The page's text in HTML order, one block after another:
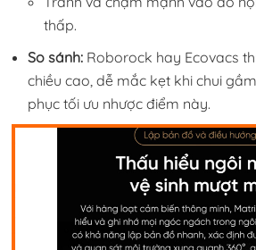
thấp.
So sánh: Roborock hay Ecovacs
chiều cao, dễ mắc kẹt khi chui
phục tối ưu nhược điểm này.